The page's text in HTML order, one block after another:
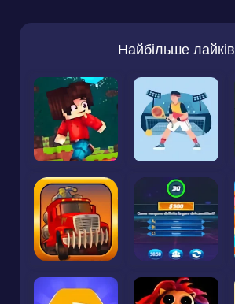
Найбільше лайків